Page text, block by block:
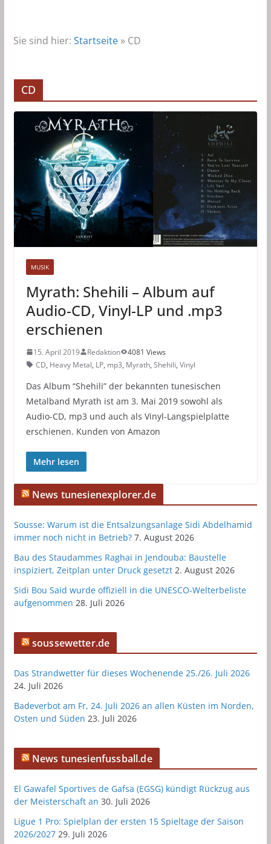
Sie sind hier: Startseite» CD
CD
MUSIK
Myrath: Shehili – Album auf
Audio-CD, Vinyl-LP und .mp3
erschienen
15. April 2019 Redaktion
4081 Views
CD, Heavy Metal, LP, mp3, Myrath, Shehili, Vinyl
Das Album “Shehili” der bekannten tunesischen
Metalband Myrath ist am 3. Mai 2019 sowohl als
Audio-CD, mp3 und auch als Vinyl-Langspielplatte
erschienen. Kunden von Amazon
Mehr lesen
News tunesienexplorer.de
Sousse: Warum ist die Entsalzungsanlage Sidi Abdelhamid
immer noch nicht in Betrieb? 7. August 2026
Bau des Staudammes Raghai in Jendouba: Baustelle
inspiziert, Zeitplan unter Druck gesetzt 2. August 2026
Sidi Bou Said wurde offiziell in die UNESCO-Welterbeliste
aufgenommen 28. Juli 2026
soussewetter.de
Das Strandwetter für dieses Wochenende 25./26. Juli 2026
24. Juli 2026
Badeverbot am Fr, 24. Juli 2026 an allen Küsten im Norden,
Osten und Süden 23. Juli 2026
News tunesienfussball.de
El Gawafel Sportives de Gafsa (EGSG) kündigt Rückzug aus
der Meisterschaft an 30. Juli 2026
Ligue 1 Pro: Spielplan der ersten 15 Spieltage der Saison
2026/2027 29. Juli 2026